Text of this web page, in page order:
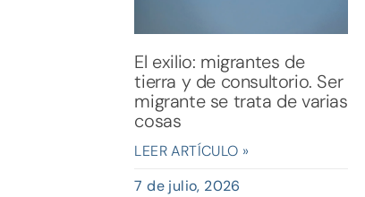
El exilio: migrantes de
tierra y de consultorio. Ser
migrante se trata de varias
cosas
LEER ARTÍCULO »
7 de julio, 2026